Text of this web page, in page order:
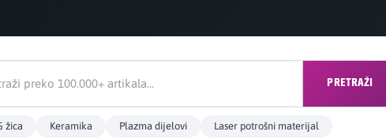
PRETRAŽI
žica Keramika Plazma dijelovi Laser potrošni materijal